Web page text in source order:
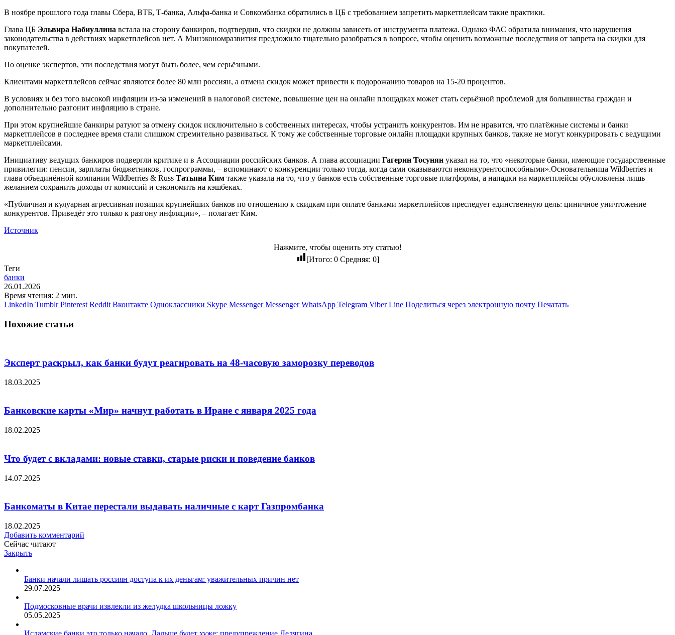
В ноябре прошлого года главы Сбера, ВТБ, Т-банка, Альфа-банка и Совкомбанка обратились в ЦБ с требованием запретить маркетплейсам такие практики.
Глава ЦБ Эльвира Набиуллина встала на сторону банкиров, подтвердив, что скидки не должны зависеть от инструмента платежа. Однако ФАС обратила внимания, что нарушения
законодательства в действиях маркетплейсов нет. А Минэкономразвития предложило тщательно разобраться в вопросе, чтобы оценить возможные последствия от запрета на скидки для
покупателей.
По оценке экспертов, эти последствия могут быть более, чем серьёзными.
Клиентами маркетплейсов сейчас являются более 80 млн россиян, а отмена скидок может привести к подорожанию товаров на 15-20 процентов.
В условиях и без того высокой инфляции из-за изменений в налоговой системе, повышение цен на онлайн площадках может стать серьёзной проблемой для большинства граждан и
дополнительно разгонит инфляцию в стране.
При этом крупнейшие банкиры ратуют за отмену скидок исключительно в собственных интересах, чтобы устранить конкурентов. Им не нравится, что платёжные системы и банки
маркетплейсов в последнее время стали слишком стремительно развиваться. К тому же собственные торговые онлайн площадки крупных банков, также не могут конкурировать с ведущими
маркетплейсами.
Инициативу ведущих банкиров подвергли критике и в Ассоциации российских банков. А глава ассоциации Гагерин Тосунян указал на то, что «некоторые банки, имеющие государственные
привилегии: пенсии, зарплаты бюджетников, госпрограммы, – вспоминают о конкуренции только тогда, когда сами оказываются неконкурентоспособными».Основательница Wildberries и
глава объединённой компании Wildberries & Russ Татьяна Ким также указала на то, что у банков есть собственные торговые платформы, а нападки на маркетплейсы обусловлены лишь
желанием сохранить доходы от комиссий и сэкономить на кэшбеках.
«Публичная и кулуарная агрессивная позиция крупнейших банков по отношению к скидкам при оплате банками маркетплейсов преследует единственную цель: циничное уничтожение
конкурентов. Приведёт это только к разгону инфляции», – полагает Ким.
Источник
Нажмите, чтобы оценить эту статью!
[Итого: 0Средняя: 0]
Теги
банки
26.01.2026
Время чтения: 2 мин.
LinkedIn Tumblr Pinterest Reddit Вконтакте Одноклассники Skype Messenger Messenger WhatsApp Telegram Viber Line Поделиться через электронную почту Печатать
Похожие статьи
Эксперт раскрыл, как банки будут реагировать на 48-часовую заморозку переводов
18.03.2025
Банковские карты «Мир» начнут работать в Иране с января 2025 года
18.02.2025
Что будет с вкладами: новые ставки, старые риски и поведение банков
14.07.2025
Банкоматы в Китае перестали выдавать наличные с карт Газпромбанка
18.02.2025
Добавить комментарий
Сейчас читают
Закрыть
Банки начали лишать россиян доступа к их деньгам: уважительных причин нет
29.07.2025
Подмосковные врачи извлекли из желудка школьницы ложку
05.05.2025
Исламские банки это только начало. Дальше будет хуже: предупреждение Делягина